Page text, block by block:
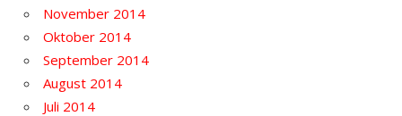
November 2014
Oktober 2014
September 2014
August 2014
Juli 2014